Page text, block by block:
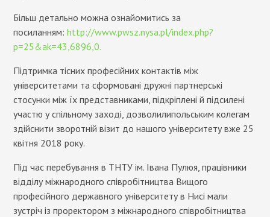
Більш детально можна ознайомитись за
посиланням: http://www.pwsz.nysa.pl/index.php?
p=25&ak=43,6896,0.
Підтримка тісних професійних контактів між
університетами та сформовані дружні партнерські
стосунки між їх представниками, підкріплені й підсилені
участю у спільному заході, дозволилипольським колегам
здійснити зворотній візит до нашого університету вже 25
квітня 2018 року.
Під час перебування в ТНТУ ім. Івана Пулюя, працівники
відділу міжнародного співробітництва Вищого
професійного державного університету в Нисі мали
зустріч із проректором з міжнародного співробітництва